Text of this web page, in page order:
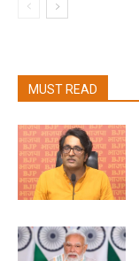
MUST READ